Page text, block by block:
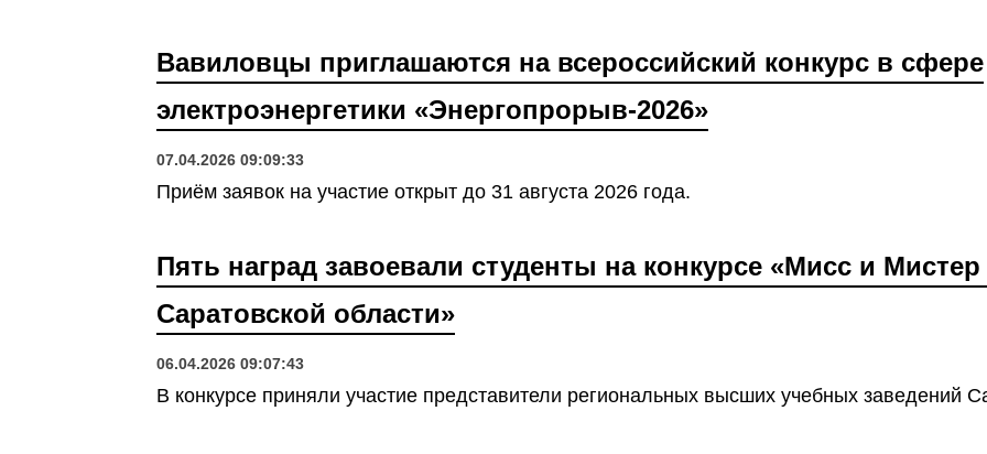
Вавиловцы приглашаются на всероссийский конкурс в сфере
электроэнергетики «Энергопрорыв-2026»
07.04.2026 09:09:33
Приём заявок на участие открыт до 31 августа 2026 года.
Пять наград завоевали студенты на конкурсе «Мисс и
Саратовской области»
06.04.2026 09:07:43
В конкурсе приняли участие представители региональных высших учебных заведений